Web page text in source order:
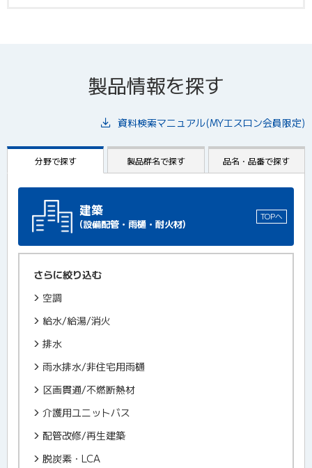
製品情報を探す
資料検索マニュアル(MYエスロン会員限定)
分野で探す 製品群名で探す 品名・品番で探す
建築
(設備配管・雨樋・耐火材)
TOPへ
さらに絞り込む
空調
給水/給湯/消火
排水
雨水排水/非住宅用雨樋
区画貫通/不燃断熱材
介護用ユニットバス
配管改修/再生建築
脱炭素・LCA